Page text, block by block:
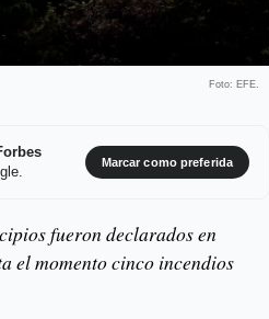
Foto: EFE.
Marcar como preferida
fueron declarados en
el momento cinco incendios